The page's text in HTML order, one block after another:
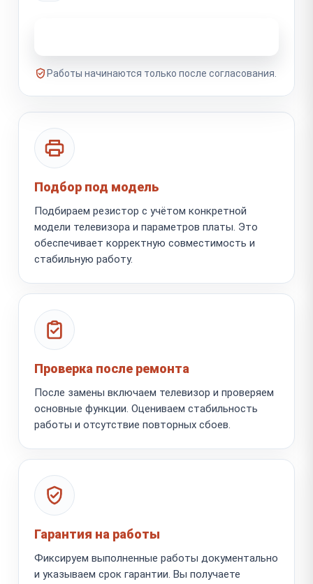
Работы начинаются только после согласования.
Подбор под модель
Подбираем резистор с учётом конкретной
модели телевизора и параметров платы. Это
обеспечивает корректную совместимость и
стабильную работу.
Проверка после ремонта
После замены включаем телевизор и проверяем
основные функции. Оцениваем стабильность
работы и отсутствие повторных сбоев.
Гарантия на работы
Фиксируем выполненные работы документально
и указываем срок гарантии. Вы получаете